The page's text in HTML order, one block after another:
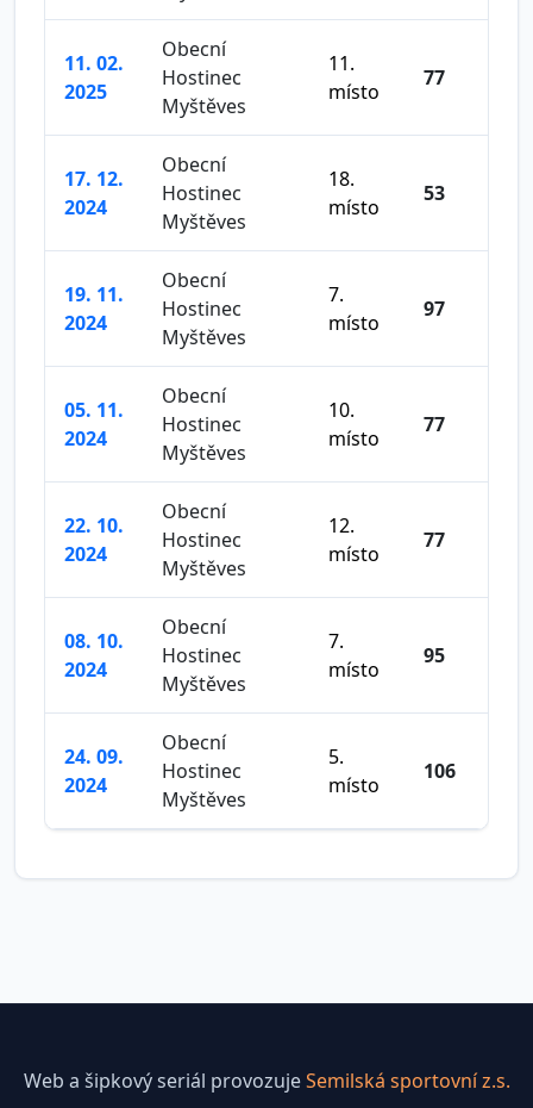
11. 02.
2025
Obecní
Hostinec
Myštěves
11.
místo
77
17. 12.
2024
Obecní
Hostinec
Myštěves
18.
místo
53
19. 11.
2024
Obecní
Hostinec
Myštěves
7.
místo
97
05. 11.
2024
Obecní
Hostinec
Myštěves
10.
místo
77
22. 10.
2024
Obecní
Hostinec
Myštěves
12.
místo
77
08. 10.
2024
Obecní
Hostinec
Myštěves
7.
místo
95
24. 09.
2024
Obecní
Hostinec
Myštěves
5.
místo
106
Web a šipkový seriál provozujeSemilská sportovní z.s.